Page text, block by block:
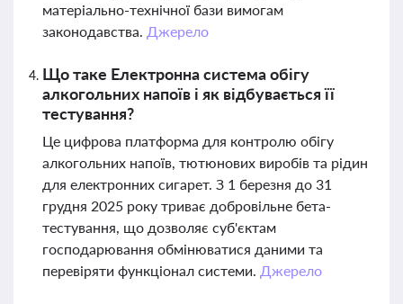
матеріально-технічної бази вимогам
законодавства. Джерело
Що таке Електронна система обігу
алкогольних напоїв і як відбувається її
тестування?
Це цифрова платформа для контролю обігу
алкогольних напоїв, тютюнових виробів та рідин
для електронних сигарет. З 1 березня до 31
грудня 2025 року триває добровільне бета-
тестування, що дозволяє суб'єктам
господарювання обмінюватися даними та
перевіряти функціонал системи. Джерело